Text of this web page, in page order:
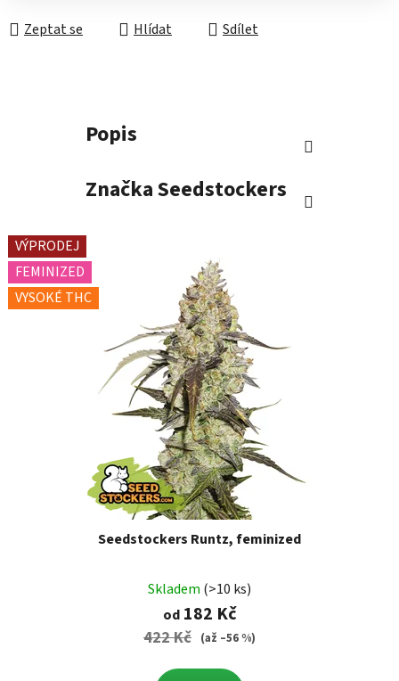
Zeptat se Hlídat Sdílet
Popis
ZnačkaSeedstockers
VÝPRODEJ
FEMINIZED
VYSOKÉ THC
Seedstockers Runtz, feminized
Skladem (>10 ks)
od182 Kč
422 Kč (až –56 %)